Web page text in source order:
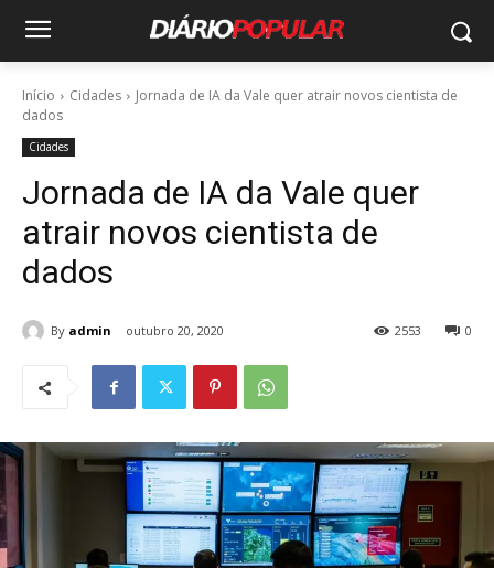
Início Cidades
Jornada de IA da Vale quer atrair novos cientista de
dados
Cidades
Jornada de IA da Vale quer
atrair novos cientista de
dados
By admin outubro 20, 2020 0
2553